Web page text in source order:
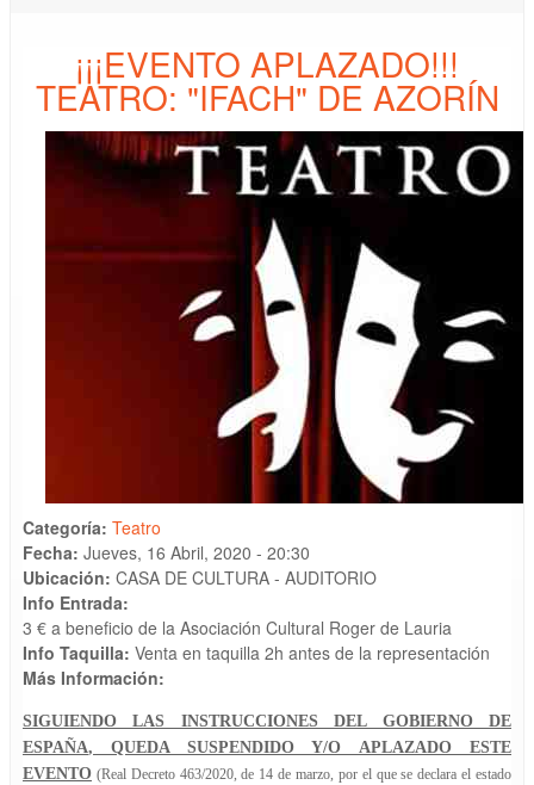
¡¡¡EVENTO APLAZADO!!!
TEATRO: "IFACH" DE AZORÍN
Categoría: Teatro
Fecha: Jueves, 16 Abril, 2020 - 20:30
Ubicación: CASA DE CULTURA - AUDITORIO
Info Entrada:
3 € a beneficio de la Asociación Cultural Roger de Lauria
Info Taquilla: Venta en taquilla 2h antes de la representación
Más Información:
SIGUIENDO LAS INSTRUCCIONES DEL GOBIERNO DE
ESPAÑA, QUEDA SUSPENDIDO Y/O APLAZADO ESTE
EVENTO (Real Decreto 463/2020, de 14 de marzo, por el que se declara el estado